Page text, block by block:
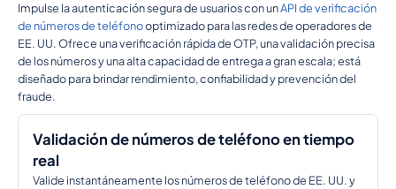
Impulse la autenticación segura de usuarios con unAPI de verificación
de números de teléfonooptimizado para las redes de operadores de
EE. UU. Ofrece una verificación rápida de OTP, una validación precisa
de los números y una alta capacidad de entrega a gran escala; está
diseñado para brindar rendimiento, confiabilidad y prevención del
fraude.
Validación de números de teléfono en tiempo
real
Valide instantáneamente los números de teléfono de EE. UU. y